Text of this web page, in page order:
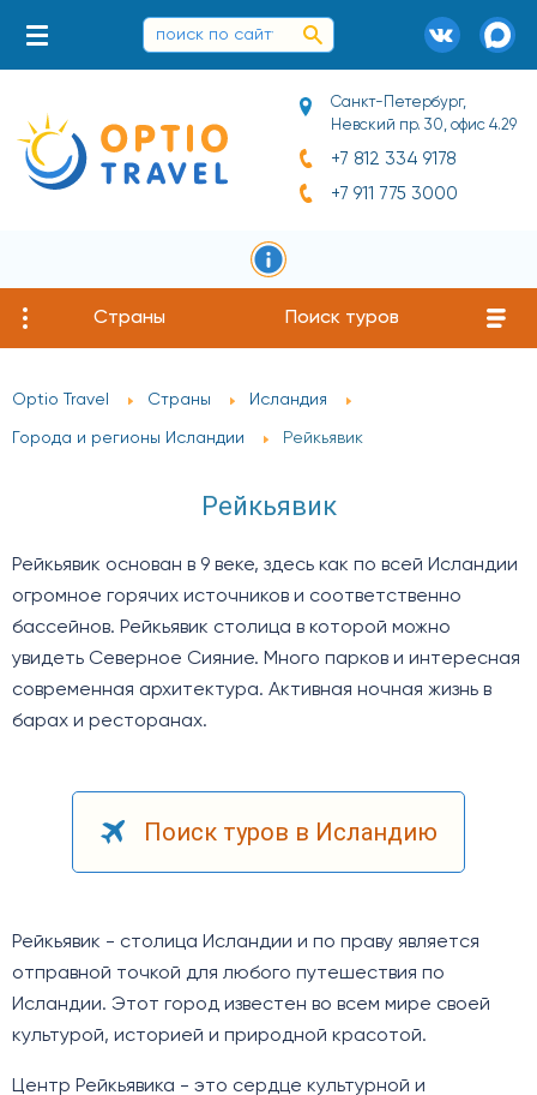
Санкт-Петербург,
Невский пр. 30, офис 4.29
+7 812 334 9178
+7 911 775 3000
Страны Поиск туров
Optio Travel Страны Исландия
Города и регионы Исландии Рейкьявик
Рейкьявик
Рейкьявик основан в 9 веке, здесь как по всей Исландии
огромное горячих источников и соответственно
бассейнов. Рейкьявик столица в которой можно
увидеть Северное Сияние. Много парков и интересная
современная архитектура. Активная ночная жизнь в
барах и ресторанах.
Поиск туров в Исландию
Рейкьявик - столица Исландии и по праву является
отправной точкой для любого путешествия по
Исландии. Этот город известен во всем мире своей
культурой, историей и природной красотой.
Центр Рейкьявика - это сердце культурной и